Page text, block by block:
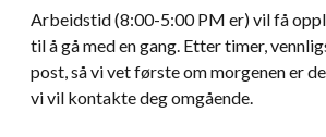
Arbeidstid (8:00-5:00 PM er) vil få
til å gå med en gang. Etter timer,
post, så vi vet første om morgenen er
vi vil kontakte deg omgående.